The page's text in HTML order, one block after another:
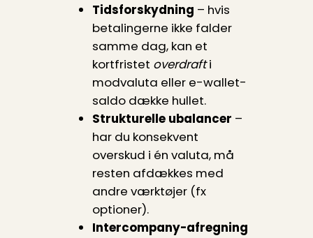
Tidsforskydning – hvis
betalingerne ikke falder
samme dag, kan et
kortfristet overdrafti
modvaluta eller e-wallet-
saldo dække hullet.
Strukturelle ubalancer –
har du konsekvent
overskud i én valuta, må
resten afdækkes med
andre værktøjer (fx
optioner).
Intercompany-afregning